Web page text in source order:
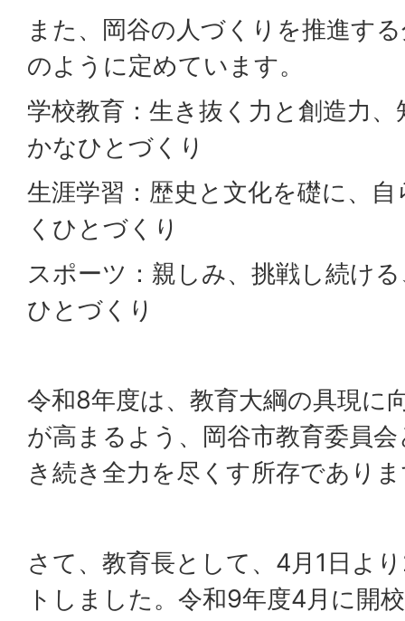
また、岡谷の人づくりを推進す
のように定めています。
学校教育：生き抜く力と創造力
かなひとづくり
生涯学習：歴史と文化を礎に、
くひとづくり
スポーツ：親しみ、挑戦し続け
ひとづくり
令和8年度は、教育大綱の具現に
が高まるよう、岡谷市教育委員
き続き全力を尽くす所存であり
さて、教育長として、4月1日よ
トしました。令和9年度4月に開